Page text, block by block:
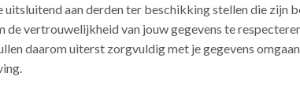
aan derden ter beschikking stellen die zijn
vertrouwelijkheid van jouw gegevens te
daarom uiterst zorgvuldig met je gegevens